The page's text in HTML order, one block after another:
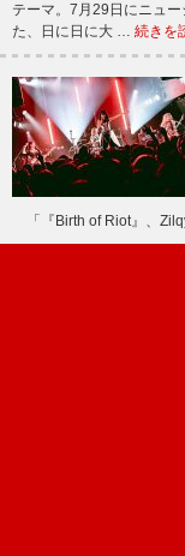
テーマ。7月29日にニュ
た、日に日に大 … 続きを
「『Birth of Riot』、